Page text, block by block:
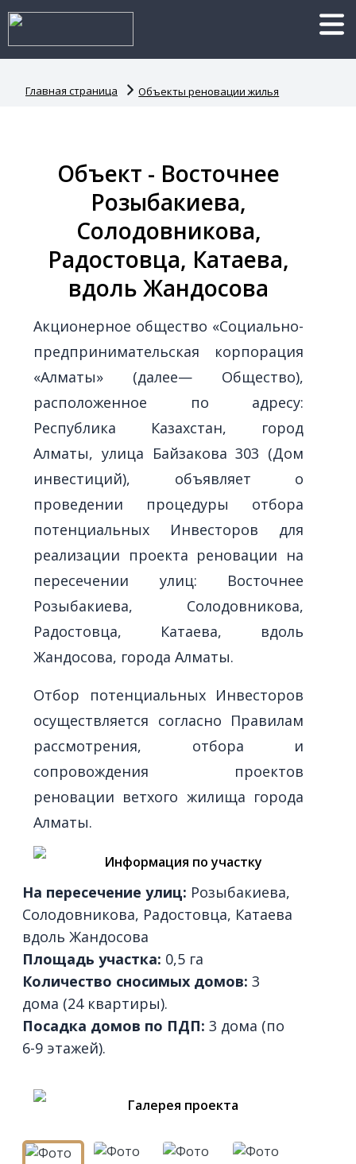
Главная страница Объекты реновации жилья
Объект - Восточнее
Розыбакиева,
Солодовникова,
Радостовца, Катаева,
вдоль Жандосова
Акционерное общество «Социально-
предпринимательская корпорация
«Алматы» (далее— Общество),
расположенное по адресу:
Республика Казахстан, город
Алматы, улица Байзакова 303 (Дом
инвестиций), объявляет о
проведении процедуры отбора
потенциальных Инвесторов для
реализации проекта реновации на
пересечении улиц: Восточнее
Розыбакиева, Солодовникова,
Радостовца, Катаева, вдоль
Жандосова, города Алматы.
Отбор потенциальных Инвесторов
осуществляется согласно Правилам
рассмотрения, отбора и
сопровождения проектов
реновации ветхого жилища города
Алматы.
Информация по участку
На пересечение улиц: Розыбакиева,
Солодовникова, Радостовца, Катаева
вдоль Жандосова
Площадь участка: 0,5 га
Количество сносимых домов: 3
дома (24 квартиры).
Посадка домов по ПДП: 3 дома (по
6-9 этажей).
Галерея проекта